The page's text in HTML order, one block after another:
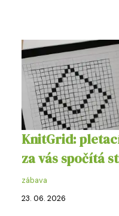
KnitGrid:
za vás spočítá
zábava
23. 06. 2026